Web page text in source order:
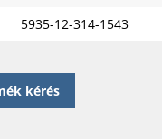
5935-12-314-1543
kérés